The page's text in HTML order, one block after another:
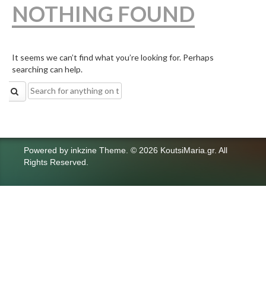
NOTHING FOUND
It seems we can’t find what you’re looking for. Perhaps
searching can help.
Search
for:
Powered by inkzine Theme © 2026 KoutsiMaria.gr. All
Rights Reserved.